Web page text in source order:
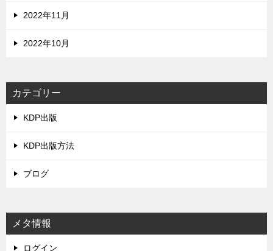
2022年11月
2022年10月
カテゴリー
KDP出版
KDP出版方法
ブログ
メタ情報
ログイン